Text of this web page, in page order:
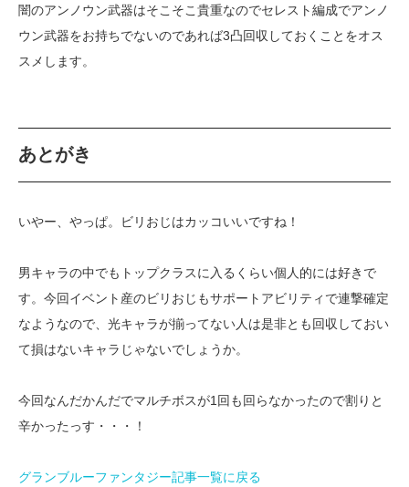
闇のアンノウン武器はそこそこ貴重なのでセレスト編成でアンノ
ウン武器をお持ちでないのであれば3凸回収しておくことをオス
スメします。
あとがき
いやー、やっぱ。ビリおじはカッコいいですね！
男キャラの中でもトップクラスに入るくらい個人的には好きで
す。今回イベント産のビリおじもサポートアビリティで連撃確定
なようなので、光キャラが揃ってない人は是非とも回収しておい
て損はないキャラじゃないでしょうか。
今回なんだかんだでマルチボスが1回も回らなかったので割りと
辛かったっす・・・！
グランブルーファンタジー記事一覧に戻る